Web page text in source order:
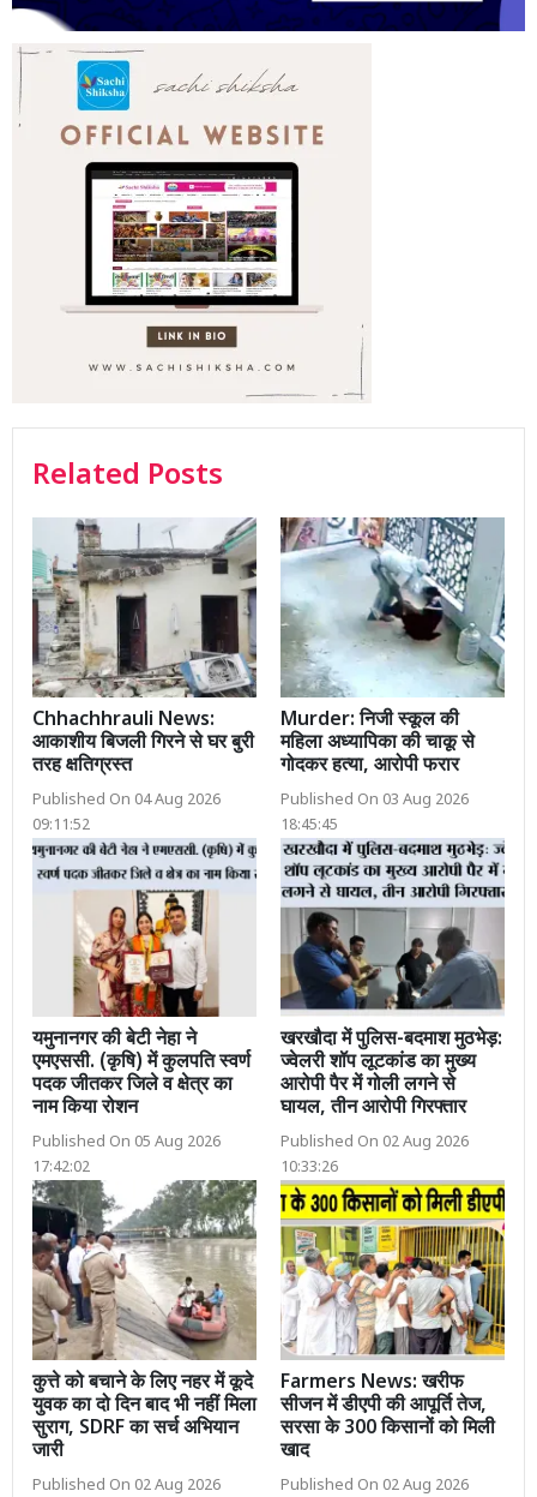
Related Posts
Chhachhrauli News:
आकाशीय बिजली गिरने से घर बुरी
तरह क्षतिग्रस्त
Published On 04 Aug 2026
09:11:52
Murder: निजी स्कूल की
महिला अध्यापिका की चाकू से
गोदकर हत्या, आरोपी फरार
Published On 03 Aug 2026
18:45:45
यमुनानगर की बेटी नेहा ने
एमएससी. (कृषि) में कुलपति स्वर्ण
पदक जीतकर जिले व क्षेत्र का
नाम किया रोशन
Published On 05 Aug 2026
17:42:02
खरखौदा में पुलिस-बदमाश मुठभेड़:
ज्वेलरी शॉप लूटकांड का मुख्य
आरोपी पैर में गोली लगने से
घायल, तीन आरोपी गिरफ्तार
Published On 02 Aug 2026
10:33:26
कुत्ते को बचाने के लिए नहर में कूदे
युवक का दो दिन बाद भी नहीं मिला
सुराग, SDRF का सर्च अभियान
जारी
Published On 02 Aug 2026
Farmers News: खरीफ
सीजन में डीएपी की आपूर्ति तेज,
सरसा के 300 किसानों को मिली
खाद
Published On 02 Aug 2026